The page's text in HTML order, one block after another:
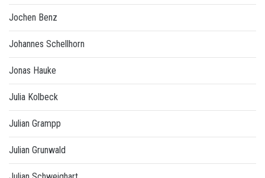
Jochen Benz
Johannes Schellhorn
Jonas Hauke
Julia Kolbeck
Julian Grampp
Julian Grunwald